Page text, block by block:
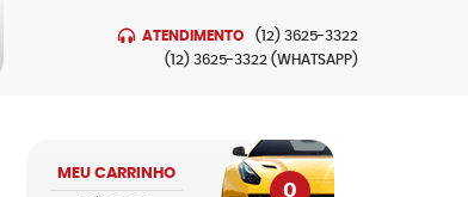
ATENDIMENTO (12) 3625-3322
(12) 3625-3322 (WHATSAPP)
MEU CARRINHO
0